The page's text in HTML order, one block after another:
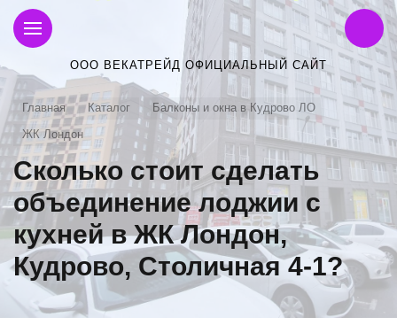
ООО ВЕКАТРЕЙД ОФИЦИАЛЬНЫЙ САЙТ
Главная Каталог
Балконы и окна в Кудрово ЛО
ЖК Лондон
Сколько стоит сделать
объединение лоджии с
кухней в ЖК Лондон,
Кудрово, Столичная 4-1?